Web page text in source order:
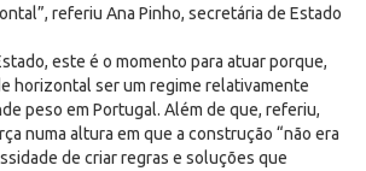
referiu Ana Pinho, secretária de Estado
este é o momento para atuar porque,
horizontal ser um regime relativamente
peso em Portugal. Além de que, referiu,
numa altura em que a construção “não era
de criar regras e soluções que